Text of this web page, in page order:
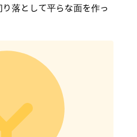
落として平らな面を作っ